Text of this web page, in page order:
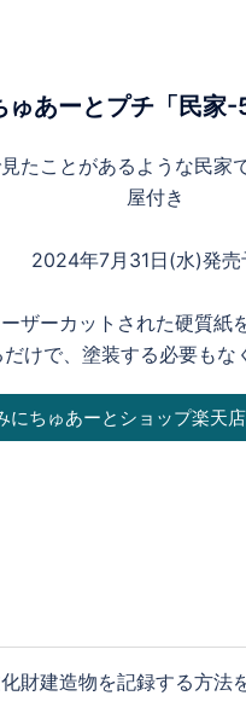
ゅあーとプチ「民家
たことがあるような民家
屋付き
2024年7月31日(水)発売
ザーカットされた硬質紙
だけで、塗装する必要もな
にちゅあーとショップ楽天
財建造物を記録する方法